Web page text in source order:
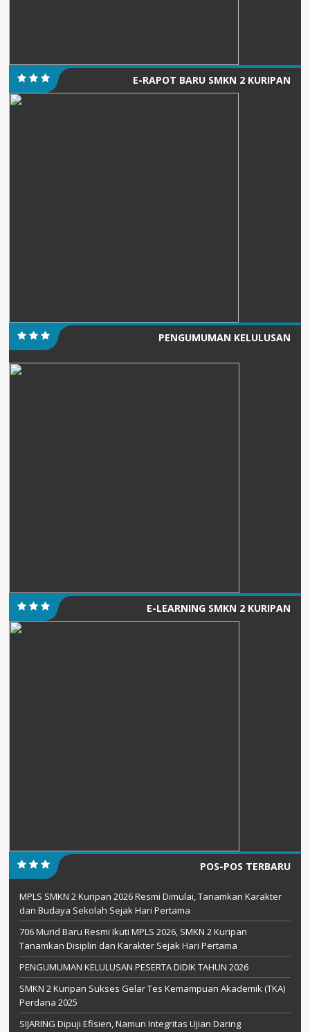
E-RAPOT BARU SMKN 2 KURIPAN
PENGUMUMAN KELULUSAN
E-LEARNING SMKN 2 KURIPAN
POS-POS TERBARU
MPLS SMKN 2 Kuripan 2026 Resmi Dimulai, Tanamkan Karakter
dan Budaya Sekolah Sejak Hari Pertama
706 Murid Baru Resmi Ikuti MPLS 2026, SMKN 2 Kuripan
Tanamkan Disiplin dan Karakter Sejak Hari Pertama
PENGUMUMAN KELULUSAN PESERTA DIDIK TAHUN 2026
SMKN 2 Kuripan Sukses Gelar Tes Kemampuan Akademik (TKA)
Perdana 2025
SIJARING Dipuji Efisien, Namun Integritas Ujian Daring